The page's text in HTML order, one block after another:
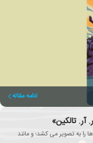
ادامه مقاله
تالکین»
را به تصویر می کشد؛ و مانند